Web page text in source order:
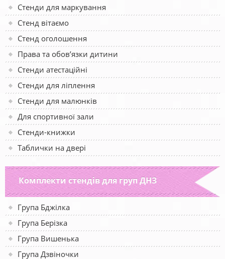
Стенди для маркування
Стенд вітаємо
Стенд оголошення
Права та обов’язки дитини
Стенди атестаційні
Стенди для ліплення
Стенди для малюнків
Для спортивної зали
Стенди-книжки
Таблички на двері
Комплекти стендів для груп ДНЗ
Група Бджілка
Група Берізка
Група Вишенька
Група Дзвіночки